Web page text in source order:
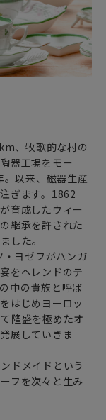
、牧歌的な村の
器工場をモー
。以来、磁器生産
ぎます。1862
育成したウィー
継承を許された
した。
ヨゼフがハンガ
をヘレンドのテ
中の貴族と呼ば
はじめヨーロッ
隆盛を極めたオ
展していきま
ドメイドという
フを次々と生み